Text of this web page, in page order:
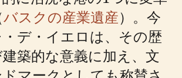
バスクの産業遺産）。今
デ・イエロは、その歴
築的な意義に加え、文